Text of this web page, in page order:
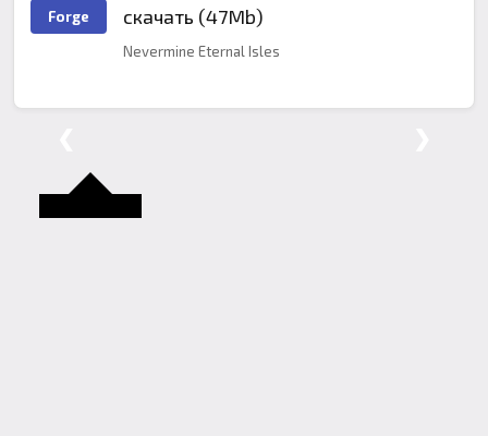
Forge скачать (47Mb)
Nevermine Eternal Isles